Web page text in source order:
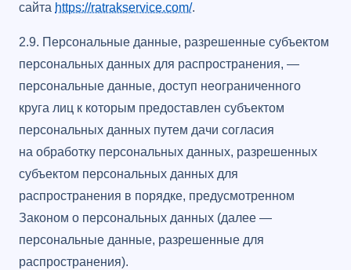
сайта https://ratrakservice.com/.
2.9. Персональные данные, разрешенные субъектом
персональных данных для распространения, —
персональные данные, доступ неограниченного
круга лиц к которым предоставлен субъектом
персональных данных путем дачи согласия
на обработку персональных данных, разрешенных
субъектом персональных данных для
распространения в порядке, предусмотренном
Законом о персональных данных (далее —
персональные данные, разрешенные для
распространения).